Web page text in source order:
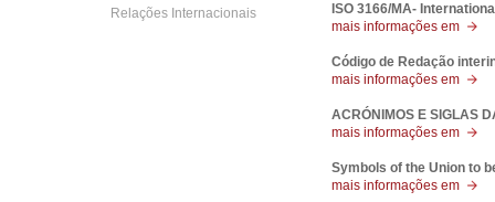
Relações Internacionais
ISO 3166/MA-
mais informações em
Código de Redação
mais informações em
ACRÓNIMOS E SIGLAS
mais informações em
Symbols of the Union to
mais informações em